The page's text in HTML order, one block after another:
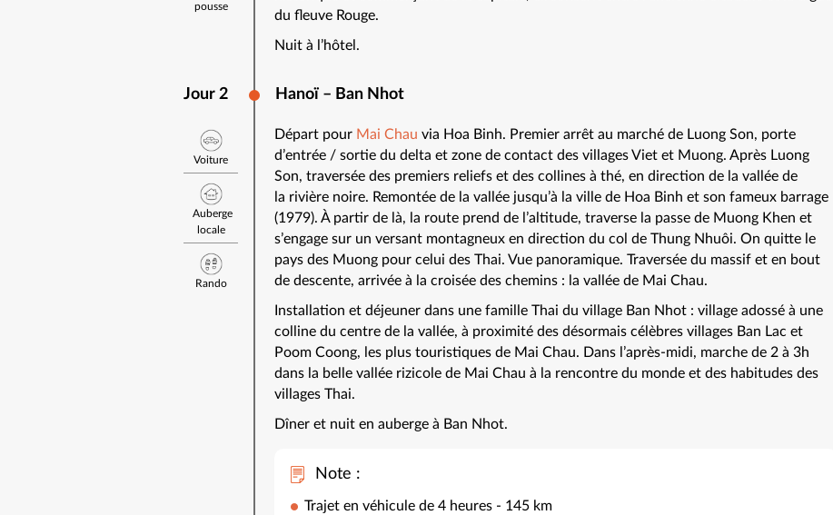
du fleuve Rouge.
Nuit à l’hôtel.
pousse
Jour 2 Hanoï – Ban Nhot
Départ pour Mai Chau via Hoa Binh. Premier arrêt au marché de Luong Son, porte
d’entrée / sortie du delta et zone de contact des villages Viet et Muong. Après Luong
Son, traversée des premiers reliefs et des collines à thé, en direction de la vallée de
la rivière noire. Remontée de la vallée jusqu’à la ville de Hoa Binh et son fameux barrage
(1979). À partir de là, la route prend de l’altitude, traverse la passe de Muong Khen et
s’engage sur un versant montagneux en direction du col de Thung Nhuôi. On quitte le
pays des Muong pour celui des Thai. Vue panoramique. Traversée du massif et en bout
de descente, arrivée à la croisée des chemins : la vallée de Mai Chau.
Installation et déjeuner dans une famille Thai du village Ban Nhot : village adossé à une
colline du centre de la vallée, à proximité des désormais célèbres villages Ban Lac et
Poom Coong, les plus touristiques de Mai Chau. Dans l’après-midi, marche de 2 à 3h
dans la belle vallée rizicole de Mai Chau à la rencontre du monde et des habitudes des
villages Thai.
Dîner et nuit en auberge à Ban Nhot.
Note :
Trajet en véhicule de 4 heures - 145 km
Voiture
Auberge
locale
Rando